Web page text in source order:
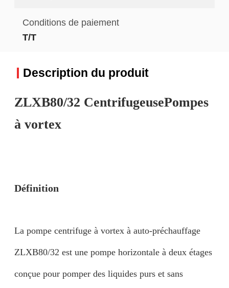
Conditions de paiement
T/T
Description du produit
ZLXB80/32 CentrifugeusePompes
à vortex
Définition
La pompe centrifuge à vortex à auto-préchauffage
ZLXB80/32 est une pompe horizontale à deux étages
conçue pour pomper des liquides purs et sans